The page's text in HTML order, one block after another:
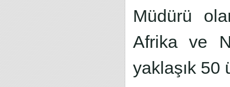
Müdürü
Afrika ve
yaklaşık 50